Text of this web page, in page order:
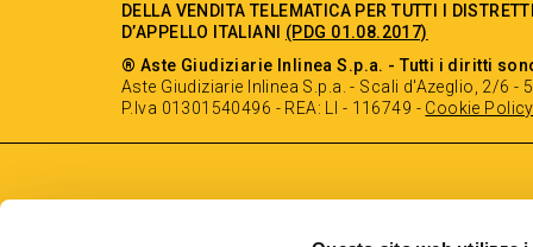
DELLA VENDITA TELEMATICA PER TUTTI I
D’APPELLO ITALIANI (PDG 01.08.2017)
® Aste Giudiziarie Inlinea S.p.a. - Tutti i diritti
Aste Giudiziarie Inlinea S.p.a. - Scali d'Azeglio, 2/6 -
P.Iva 01301540496 - REA: LI - 116749 - Cookie Policy